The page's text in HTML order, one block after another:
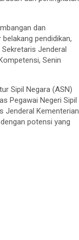
dan
pendidikan,
Jenderal
Senin
Sipil Negara (ASN)
Pegawai Negeri Sipil
Jenderal Kementerian
potensi yang